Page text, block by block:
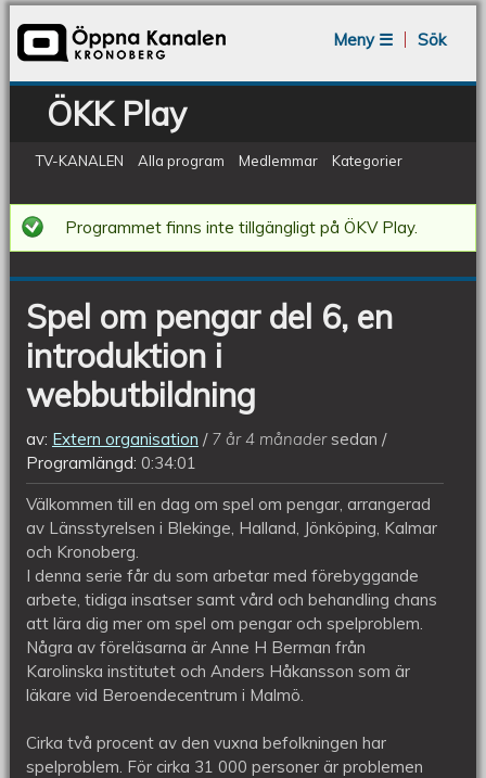
Meny ☰
Sök
ÖKK Play
TV-KANALEN Alla program Medlemmar Kategorier
Spel
om
pengar
del
6,
en
introduktion
webbutbildning
Programmet finns inte tillgängligt på ÖKV Play.
Spel om pengar del 6, en
introduktion i
webbutbildning
av: Extern organisation 7 år 4 månadersedan
Programlängd: 0:34:01
Välkommen till en dag om spel om pengar, arrangerad
av Länsstyrelsen i Blekinge, Halland, Jönköping, Kalmar
och Kronoberg.
I denna serie får du som arbetar med förebyggande
arbete, tidiga insatser samt vård och behandling chans
att lära dig mer om spel om pengar och spelproblem.
Några av föreläsarna är Anne H Berman från
Karolinska institutet och Anders Håkansson som är
läkare vid Beroendecentrum i Malmö.
Cirka två procent av den vuxna befolkningen har
spelproblem. För cirka 31 000 personer är problemen